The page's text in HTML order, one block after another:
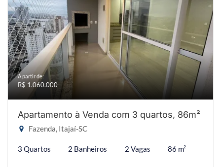
A partir de:
R$ 1.060.000
Apartamento à Venda com 3 quartos, 86m²
Fazenda, Itajaí-SC
3 Quartos 2 Banheiros 2 Vagas 86 m²